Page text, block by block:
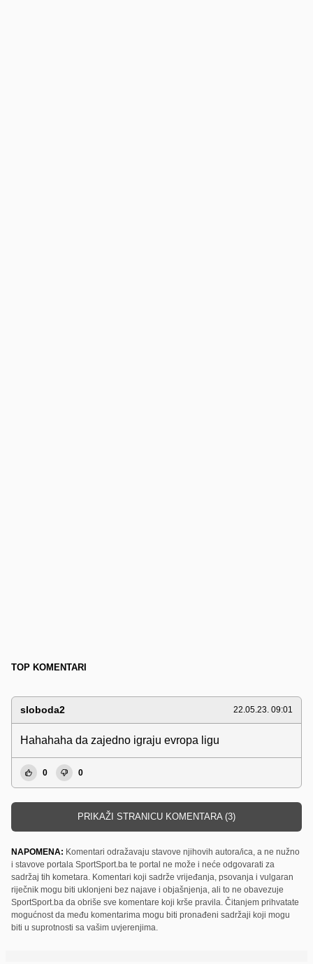
TOP KOMENTARI
sloboda2 22.05.23. 09:01
Hahahaha da zajedno igraju evropa ligu
0 0
PRIKAŽI STRANICU KOMENTARA (3)
NAPOMENA: Komentari odražavaju stavove njihovih autora/ica, a ne nužno
i stavove portala SportSport.ba te portal ne može i neće odgovarati za
sadržaj tih kometara. Komentari koji sadrže vrijeđanja, psovanja i vulgaran
riječnik mogu biti uklonjeni bez najave i objašnjenja, ali to ne obavezuje
SportSport.ba da obriše sve komentare koji krše pravila. Čitanjem prihvatate
mogućnost da među komentarima mogu biti pronađeni sadržaji koji mogu
biti u suprotnosti sa vašim uvjerenjima.